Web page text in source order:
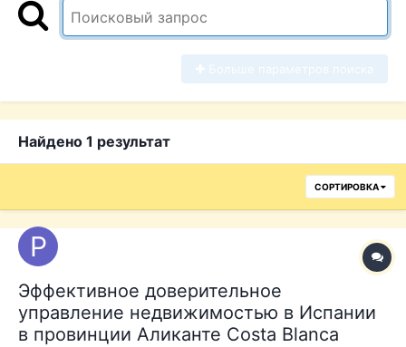
Найдено 1 результат
СОРТИРОВКА
Эффективное доверительное
управление недвижимостью в Испании
в провинции Аликанте Costa Blanca